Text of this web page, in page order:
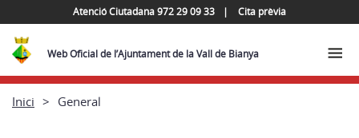
Atenció Ciutadana 972 29 09 33 Cita prèvia
Web Oficial de l’Ajuntament de la Vall de Bianya
Inici General